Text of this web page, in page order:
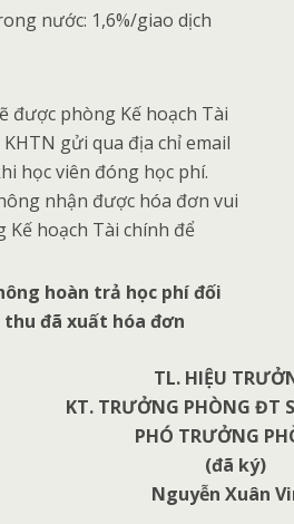
nước: 1,6%/giao dịch
được phòng Kế hoạch Tài
gửi qua địa chỉ email
học viên đóng học phí.
nhận được hóa đơn vui
Kế hoạch Tài chính để
ông hoàn trả học phí đối
thuđã xuất hóađơn
TL. HIỆU
KT. TRƯỞNG PHÒNG ĐT
PHÓ TRƯỞNG
(đã ký)
Nguyễn Xuân